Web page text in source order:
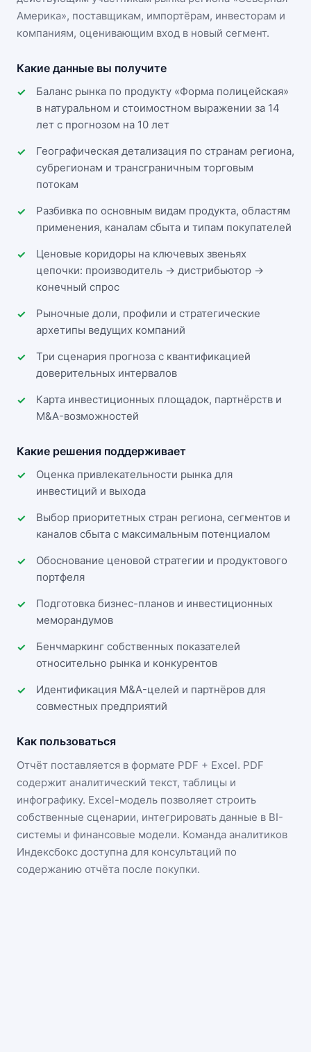
Америка», поставщикам, импортёрам, инвесторам и
компаниям, оценивающим вход в новый сегмент.
Какие данные вы получите
Баланс рынка по продукту «Форма полицейская»
в натуральном и стоимостном выражении за 14
лет с прогнозом на 10 лет
Географическая детализация по странам региона,
субрегионам и трансграничным торговым
потокам
Разбивка по основным видам продукта, областям
применения, каналам сбыта и типам покупателей
Ценовые коридоры на ключевых звеньях
цепочки: производитель → дистрибьютор →
конечный спрос
Рыночные доли, профили и стратегические
архетипы ведущих компаний
Три сценария прогноза с квантификацией
доверительных интервалов
Карта инвестиционных площадок, партнёрств и
M&A-возможностей
Какие решения поддерживает
Оценка привлекательности рынка для
инвестиций и выхода
Выбор приоритетных стран региона, сегментов и
каналов сбыта с максимальным потенциалом
Обоснование ценовой стратегии и продуктового
портфеля
Подготовка бизнес-планов и инвестиционных
меморандумов
Бенчмаркинг собственных показателей
относительно рынка и конкурентов
Идентификация M&A-целей и партнёров для
совместных предприятий
Как пользоваться
Отчёт поставляется в формате PDF + Excel. PDF
содержит аналитический текст, таблицы и
инфографику. Excel-модель позволяет строить
собственные сценарии, интегрировать данные в BI-
системы и финансовые модели. Команда аналитиков
Индексбокс доступна для консультаций по
содержанию отчёта после покупки.